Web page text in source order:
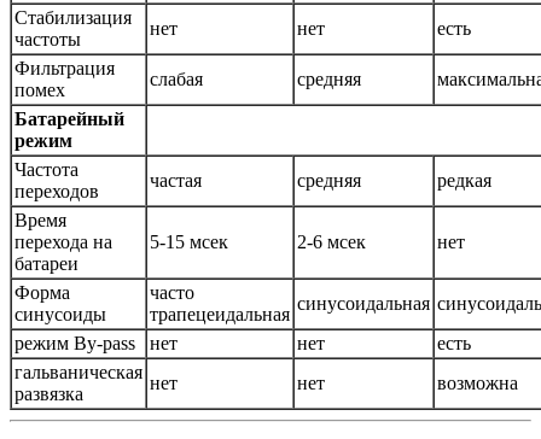
Стабилизация
частоты
нет нет
есть
Фильтрация
помех
слабая средняя
Батарейный
режим
Частота
переходов
частая средняя
редкая
Время
перехода на
батареи
5-15 мсек 2-6 мсек нет
Форма
синусоиды
часто
трапецеидальная
синусоидальная
режим By-pass
нет нет
есть
гальваническая
развязка
нет нет возможна